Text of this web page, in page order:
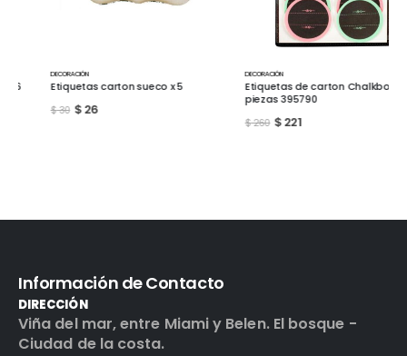
DECORACIÓN
Etiquetas carton sueco x 5
26
DECORACIÓN
Etiquetas de carton Chalkboard 12
piezas 395790
$221
Información de Contacto
DIRECCIÓN
Viña del mar, entre Miami y Belen. El bosque -
Ciudad de la costa.